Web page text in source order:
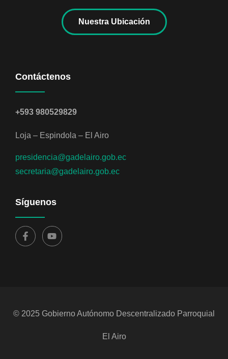
Nuestra Ubicación
Contáctenos
+593 980529829
Loja – Espindola – El Airo
presidencia@gadelairo.gob.ec
secretaria@gadelairo.gob.ec
Síguenos
© 2025 Gobierno Autónomo Descentralizado Parroquial
El Airo